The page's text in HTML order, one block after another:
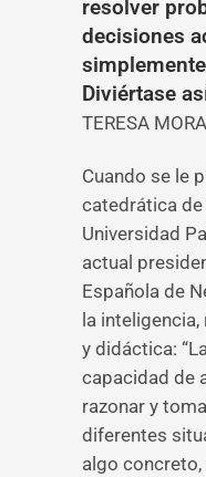
resolver
decisiones
Diviértase
TERESA
Cuando se le
catedrática
Universidad
actual
Española de
la
y didáctica:
capacidad de
razonar y
diferentes
algo